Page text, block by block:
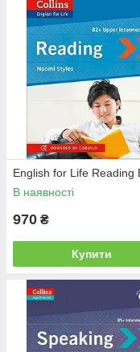
English for Life Reading
В наявності
970 ₴
Купити